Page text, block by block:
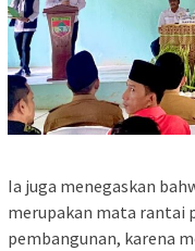
Ia juga menegaskan
merupakan mata rantai
pembangunan, karena